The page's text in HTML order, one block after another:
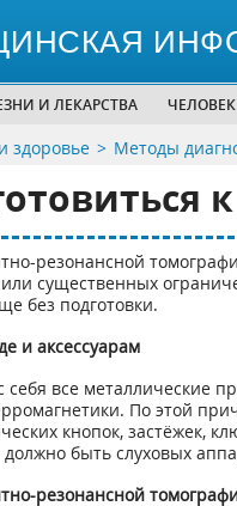
И ЛЕКАРСТВА
здоровье Методы
резонансной
существенных
без подготовки.
и аксессуарам
себя все металлические
По этой
кнопок, застёжек,
быть слуховых
резонансной